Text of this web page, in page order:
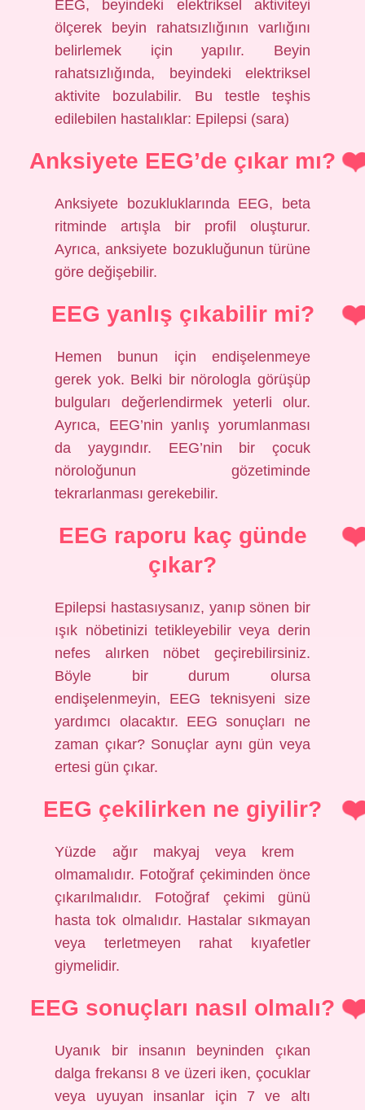
EEG, beyindeki elektriksel aktiviteyi
ölçerek beyin rahatsızlığının varlığını
belirlemek için yapılır. Beyin
rahatsızlığında, beyindeki elektriksel
aktivite bozulabilir. Bu testle teşhis
edilebilen hastalıklar: Epilepsi (sara)
Anksiyete EEG’de çıkar mı?
Anksiyete bozukluklarında EEG, beta
ritminde artışla bir profil oluşturur.
Ayrıca, anksiyete bozukluğunun türüne
göre değişebilir.
EEG yanlış çıkabilir mi?
Hemen bunun için endişelenmeye
gerek yok. Belki bir nörologla görüşüp
bulguları değerlendirmek yeterli olur.
Ayrıca, EEG’nin yanlış yorumlanması
da yaygındır. EEG’nin bir çocuk
nöroloğunun gözetiminde
tekrarlanması gerekebilir.
EEG raporu kaç günde
çıkar?
Epilepsi hastasıysanız, yanıp sönen bir
ışık nöbetinizi tetikleyebilir veya derin
nefes alırken nöbet geçirebilirsiniz.
Böyle bir durum olursa
endişelenmeyin, EEG teknisyeni size
yardımcı olacaktır. EEG sonuçları ne
zaman çıkar? Sonuçlar aynı gün veya
ertesi gün çıkar.
EEG çekilirken ne giyilir?
Yüzde ağır makyaj veya krem ​​
olmamalıdır. Fotoğraf çekiminden önce
çıkarılmalıdır. Fotoğraf çekimi günü
hasta tok olmalıdır. Hastalar sıkmayan
veya terletmeyen rahat kıyafetler
giymelidir.
EEG sonuçları nasıl olmalı?
Uyanık bir insanın beyninden çıkan
dalga frekansı 8 ve üzeri iken, çocuklar
veya uyuyan insanlar için 7 ve altı